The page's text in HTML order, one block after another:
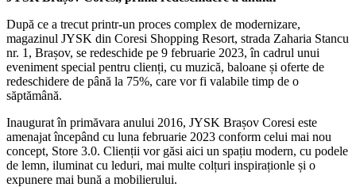
După ce a trecut printr-un proces complex de modernizare,
magazinul JYSK din Coresi Shopping Resort, strada Zaharia Stancu
nr. 1, Brașov, se redeschide pe 9 februarie 2023, în cadrul unui
eveniment special pentru clienți, cu muzică, baloane și oferte de
redeschidere de până la 75%, care vor fi valabile timp de o
săptămână.
Inaugurat în primăvara anului 2016, JYSK Brașov Coresi este
amenajat începând cu luna februarie 2023 conform celui mai nou
concept, Store 3.0. Clienții vor găsi aici un spațiu modern, cu podele
de lemn, iluminat cu leduri, mai multe colțuri inspiraționle și o
expunere mai bună a mobilierului.